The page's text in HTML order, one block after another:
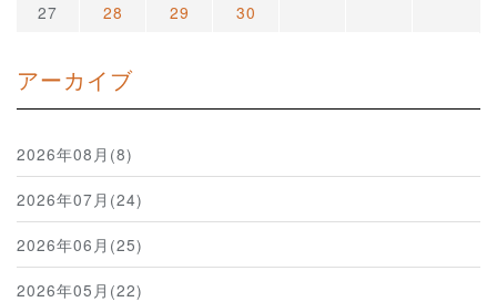
27
28 29 30
アーカイブ
2026年08月(8)
2026年07月(24)
2026年06月(25)
2026年05月(22)